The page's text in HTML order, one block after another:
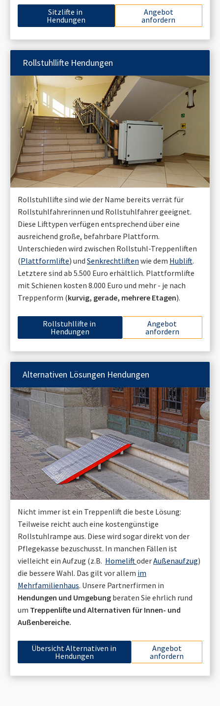
Sitzlifte in
Hendungen
Angebot
anfordern
Rollstuhllifte Hendungen
Rollstuhllifte sind wie der Name bereits verrät für
Rollstuhlfahrerinnen und Rollstuhlfahrer geeignet.
Diese Lifttypen verfügen entsprechend über eine
ausreichend große, befahrbare Plattform.
Unterschieden wird zwischen Rollstuhl-Treppenliften
(Plattformlifte) und Senkrechtliften wie dem Hublift.
Letztere sind ab 5.500 Euro erhältlich. Plattformlifte
mit Schienen kosten 8.000 Euro und mehr - je nach
Treppenform (kurvig, gerade, mehrere Etagen).
Rollstuhllifte in
Hendungen
Angebot
anfordern
Alternativen Lösungen Hendungen
Nicht immer ist ein Treppenlift die beste Lösung:
Teilweise reicht auch eine kostengünstige
Rollstuhlrampe aus. Diese wird sogar direkt von der
Pflegekasse bezuschusst. In manchen Fällen ist
vielleicht ein Aufzug (z.B. HomeliftoderAußenaufzug)
die bessere Wahl. Das gilt vor allem im
Mehrfamilienhaus. Unsere Partnerfirmen in
Hendungen und Umgebung beraten Sie ehrlich rund
um Treppenlifte und Alternativen für Innen- und
Außenbereiche.
Übersicht Alternativen in
Hendungen
Angebot
anfordern